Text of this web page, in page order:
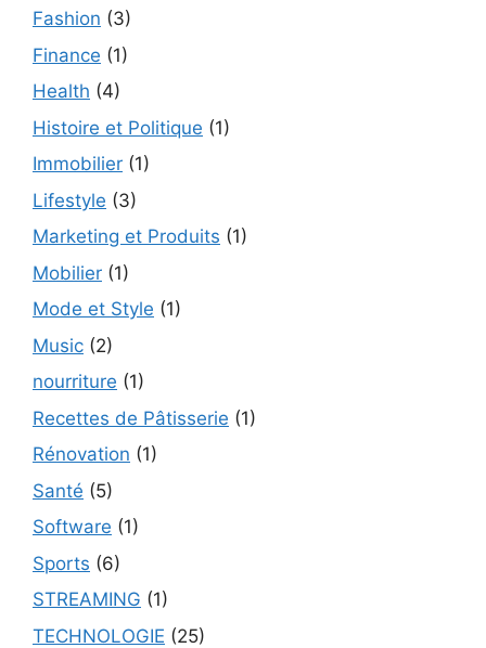
Fashion (3)
Finance (1)
Health (4)
Histoire et Politique (1)
Immobilier (1)
Lifestyle (3)
Marketing et Produits (1)
Mobilier (1)
Mode et Style (1)
Music (2)
nourriture (1)
Recettes de Pâtisserie (1)
Rénovation (1)
Santé (5)
Software (1)
Sports (6)
STREAMING (1)
TECHNOLOGIE (25)